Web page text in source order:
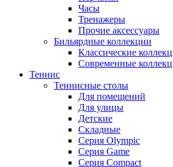
Часы
Тренажеры
Прочие аксессуары
Бильярдные коллекции
Классические
Современные
Теннис
Теннисные столы
Для помещений
Для улицы
Детские
Складные
Серия Olympic
Серия Game
Серия Compact